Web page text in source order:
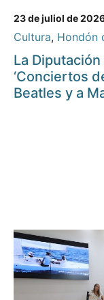
23 de juliol de
Cultura, Hondón
La
‘Conciertos
Beatles y a